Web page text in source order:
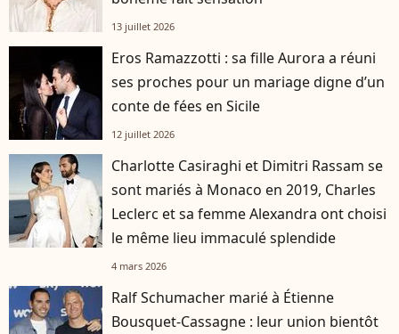
13 juillet 2026
Eros Ramazzotti : sa fille Aurora a réuni
ses proches pour un mariage digne d’un
conte de fées en Sicile
12 juillet 2026
Charlotte Casiraghi et Dimitri Rassam se
sont mariés à Monaco en 2019, Charles
Leclerc et sa femme Alexandra ont choisi
le même lieu immaculé splendide
4 mars 2026
Ralf Schumacher marié à Étienne
Bousquet-Cassagne : leur union bientôt